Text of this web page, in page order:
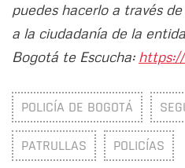
puedes hacerlo a través
a la ciudadanía de la
Bogotá te Escucha:
POLICÍA DE BOGOTÁ
PATRULLAS POLICÍAS